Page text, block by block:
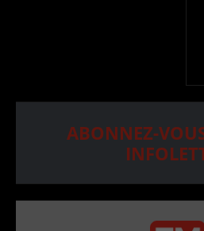
ABONNEZ-